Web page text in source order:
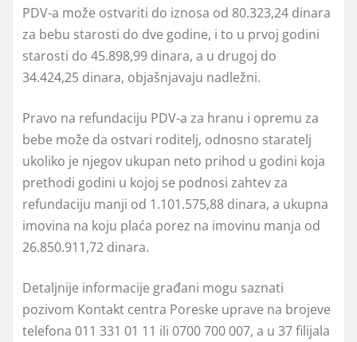
PDV-a može ostvariti do iznosa od 80.323,24 dinara
za bebu starosti do dve godine, i to u prvoj godini
starosti do 45.898,99 dinara, a u drugoj do
34.424,25 dinara, objašnjavaju nadležni.
Pravo na refundaciju PDV-a za hranu i opremu za
bebe može da ostvari roditelj, odnosno staratelj
ukoliko je njegov ukupan neto prihod u godini koja
prethodi godini u kojoj se podnosi zahtev za
refundaciju manji od 1.101.575,88 dinara, a ukupna
imovina na koju plaća porez na imovinu manja od
26.850.911,72 dinara.
Detaljnije informacije građani mogu saznati
pozivom Kontakt centra Poreske uprave na brojeve
telefona 011 331 01 11 ili 0700 700 007, a u 37 filijala